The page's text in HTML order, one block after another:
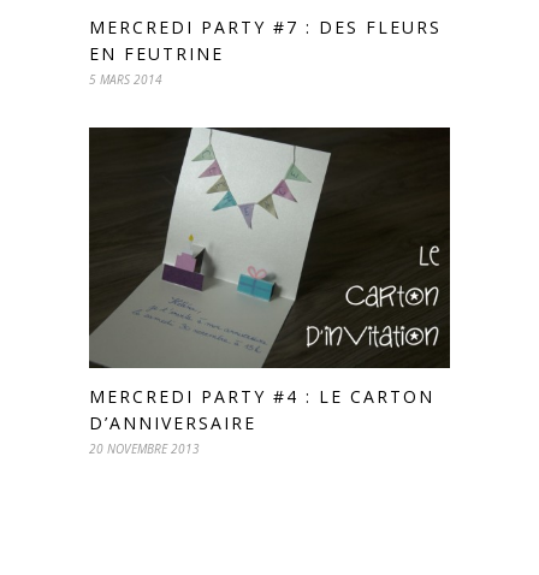
MERCREDI PARTY #7 : DES FLEURS
EN FEUTRINE
5 MARS 2014
MERCREDI PARTY #4 : LE CARTON
D’ANNIVERSAIRE
20 NOVEMBRE 2013